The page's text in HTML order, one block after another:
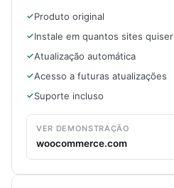
Produto original
Instale em quantos sites quiser
Atualização automática
Acesso a futuras atualizações
Suporte incluso
VER DEMONSTRAÇÃO
woocommerce.com